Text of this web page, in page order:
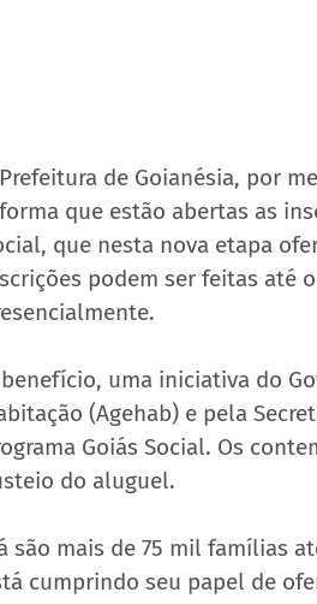
de Goianésia, por
que estão abertas as
que nesta nova etapa
podem ser feitas até
uma iniciativa do
(Agehab) e pela
Goiás Social. Os
do aluguel.
são mais de 75 mil famílias
cumprindo seu papel de